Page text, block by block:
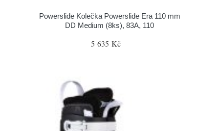
Powerslide Kolečka Powerslide Era 110 mm
DD Medium (8ks), 83A, 110
5 635 Kč